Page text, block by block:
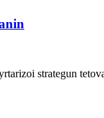
strategun